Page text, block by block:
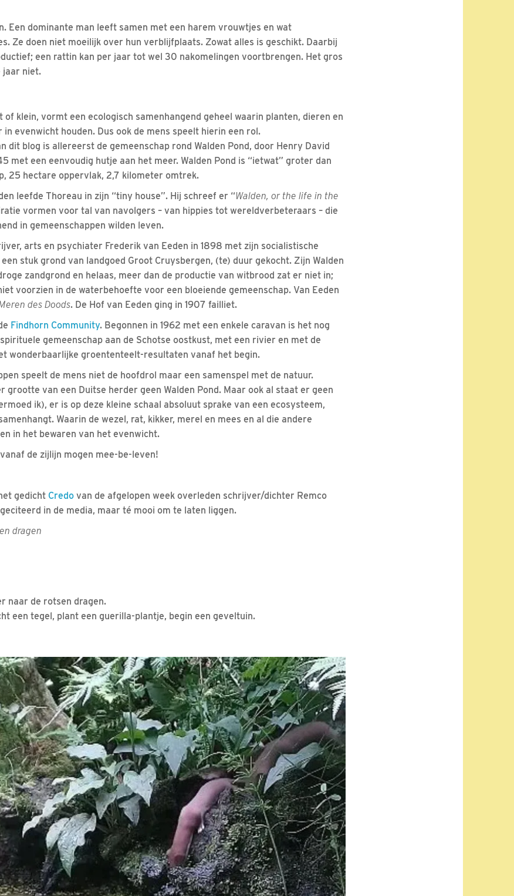
Een dominante man leeft samen met een harem vrouwtjes en wat
Ze doen niet moeilijk over hun verblijfplaats. Zowat alles is geschikt. Daarbij
een rattin kan per jaar tot wel 30 nakomelingen voortbrengen. Het gros
jaar niet.
of klein, vormt een ecologisch samenhangend geheel waarin planten, dieren en
evenwicht houden. Dus ook de mens speelt hierin een rol.
dit blog is allereerst de gemeenschap rond Walden Pond, door Henry David
met een eenvoudig hutje aan het meer. Walden Pond is “ietwat” groter dan
25 hectare oppervlak, 2,7 kilometer omtrek.
leefde Thoreau in zijn “tiny house”. Hij schreef er “Walden, or the life in the
vormen voor tal van navolgers – van hippies tot wereldverbeteraars – die
in gemeenschappen wilden leven.
arts en psychiater Frederik van Eeden in 1898 met zijn socialistische
stuk grond van landgoed Groot Cruysbergen, (te) duur gekocht. Zijn Walden
zandgrond en helaas, meer dan de productie van witbrood zat er niet in;
voorzien in de waterbehoefte voor een bloeiende gemeenschap. Van Eeden
des Doods. De Hof van Eeden ging in 1907 failliet.
Findhorn Community. Begonnen in 1962 met een enkele caravan is het nog
gemeenschap aan de Schotse oostkust, met een rivier en met de
wonderbaarlijke groententeelt-resultaten vanaf het begin.
speelt de mens niet de hoofdrol maar een samenspel met de natuur.
grootte van een Duitse herder geen Walden Pond. Maar ook al staat er geen
ik), er is op deze kleine schaal absoluut sprake van een ecosysteem,
Waarin de wezel, rat, kikker, merel en mees en al die andere
in het bewaren van het evenwicht.
de zijlijn mogen mee-be-leven!
gedicht Credo van de afgelopen week overleden schrijver/dichter Remco
in de media, maar té mooi om te laten liggen.
dragen
naar de rotsen dragen.
een tegel, plant een guerilla-plantje, begin een geveltuin.